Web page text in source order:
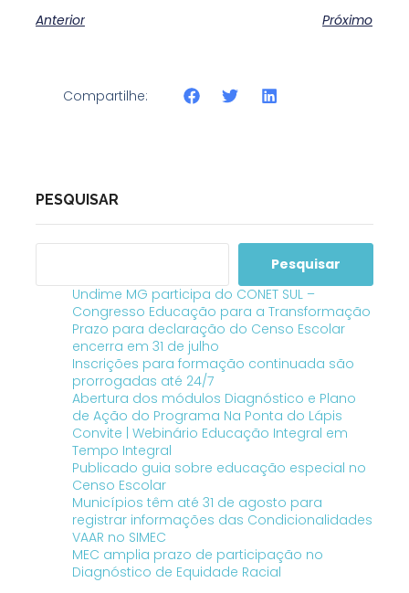
Anterior Próximo
Compartilhe:
PESQUISAR
Pesquisar
Undime MG participa do CONET SUL –
Congresso Educação para a Transformação
Prazo para declaração do Censo Escolar
encerra em 31 de julho
Inscrições para formação continuada são
prorrogadas até 24/7
Abertura dos módulos Diagnóstico e Plano
de Ação do Programa Na Ponta do Lápis
Convite | Webinário Educação Integral em
Tempo Integral
Publicado guia sobre educação especial no
Censo Escolar
Municípios têm até 31 de agosto para
registrar informações das Condicionalidades
VAAR no SIMEC
MEC amplia prazo de participação no
Diagnóstico de Equidade Racial